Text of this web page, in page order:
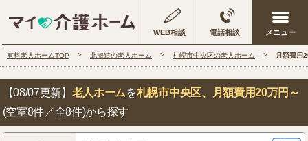
WEB相談 電話相談
有料老人ホームTOP 北海道の老人ホーム 札幌市中央区の老人ホーム 月額費用
【08/07更新】 老人ホームを札幌市中央区、月額費用20万円～
(空室8件／全8件)から探す